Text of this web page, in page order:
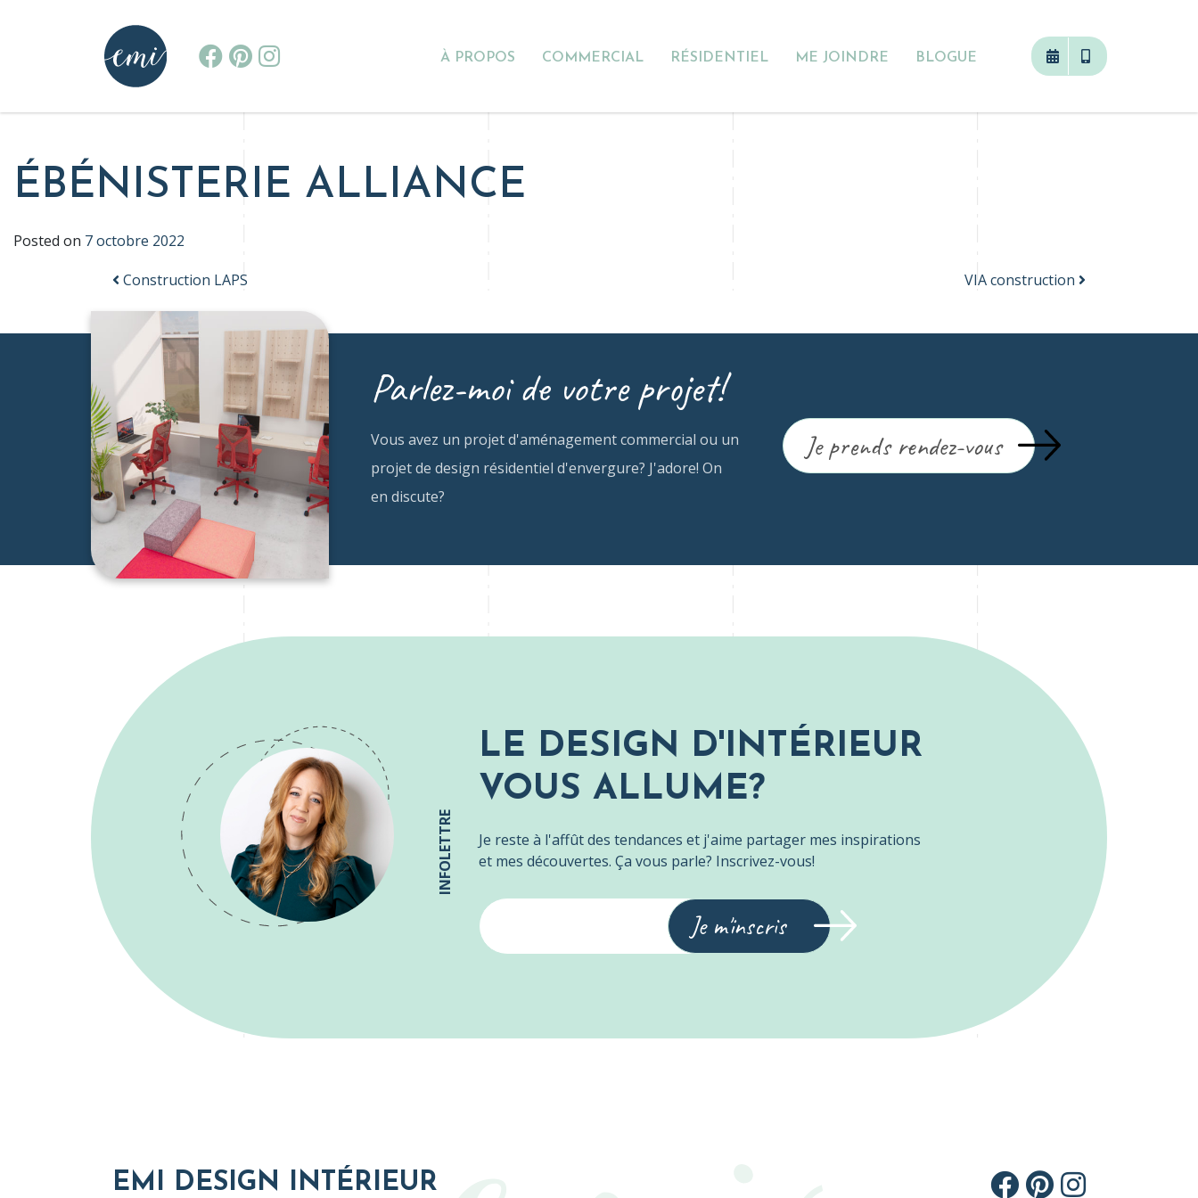
MAIN NAVIGATION À PROPOS COMMERCIAL RÉSIDENTIEL ME JOINDRE BLOGUE
ÉBÉNISTERIE ALLIANCE
Posted on 7 octobre 2022
POST NAVIGATION
Construction LAPS VIA construction
Parlez-moi de votre projet!
Vous avez un projet d'aménagement commercial ou un
projet de design résidentiel d'envergure? J'adore! On
en discute?
Je prends rendez-vous
INFOLETTRE
LE DESIGN D'INTÉRIEUR
VOUS ALLUME?
Je reste à l'affût des tendances et j'aime partager mes inspirations
et mes découvertes. Ça vous parle? Inscrivez-vous!
Je m'inscris
EMI DESIGN INTÉRIEUR